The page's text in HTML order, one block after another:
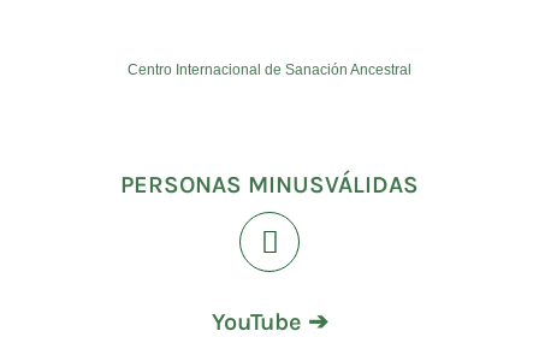
Centro Internacional de Sanación Ancestral
PERSONAS MINUSVÁLIDAS
YouTube ➔